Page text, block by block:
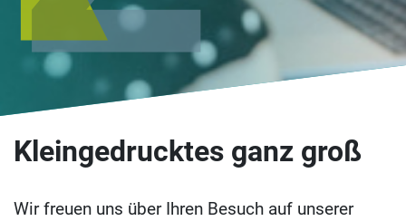
Kleingedrucktes ganz groß
Wir freuen uns über Ihren Besuch auf unserer